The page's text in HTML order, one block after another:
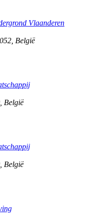
Vlaanderen
België
België
België